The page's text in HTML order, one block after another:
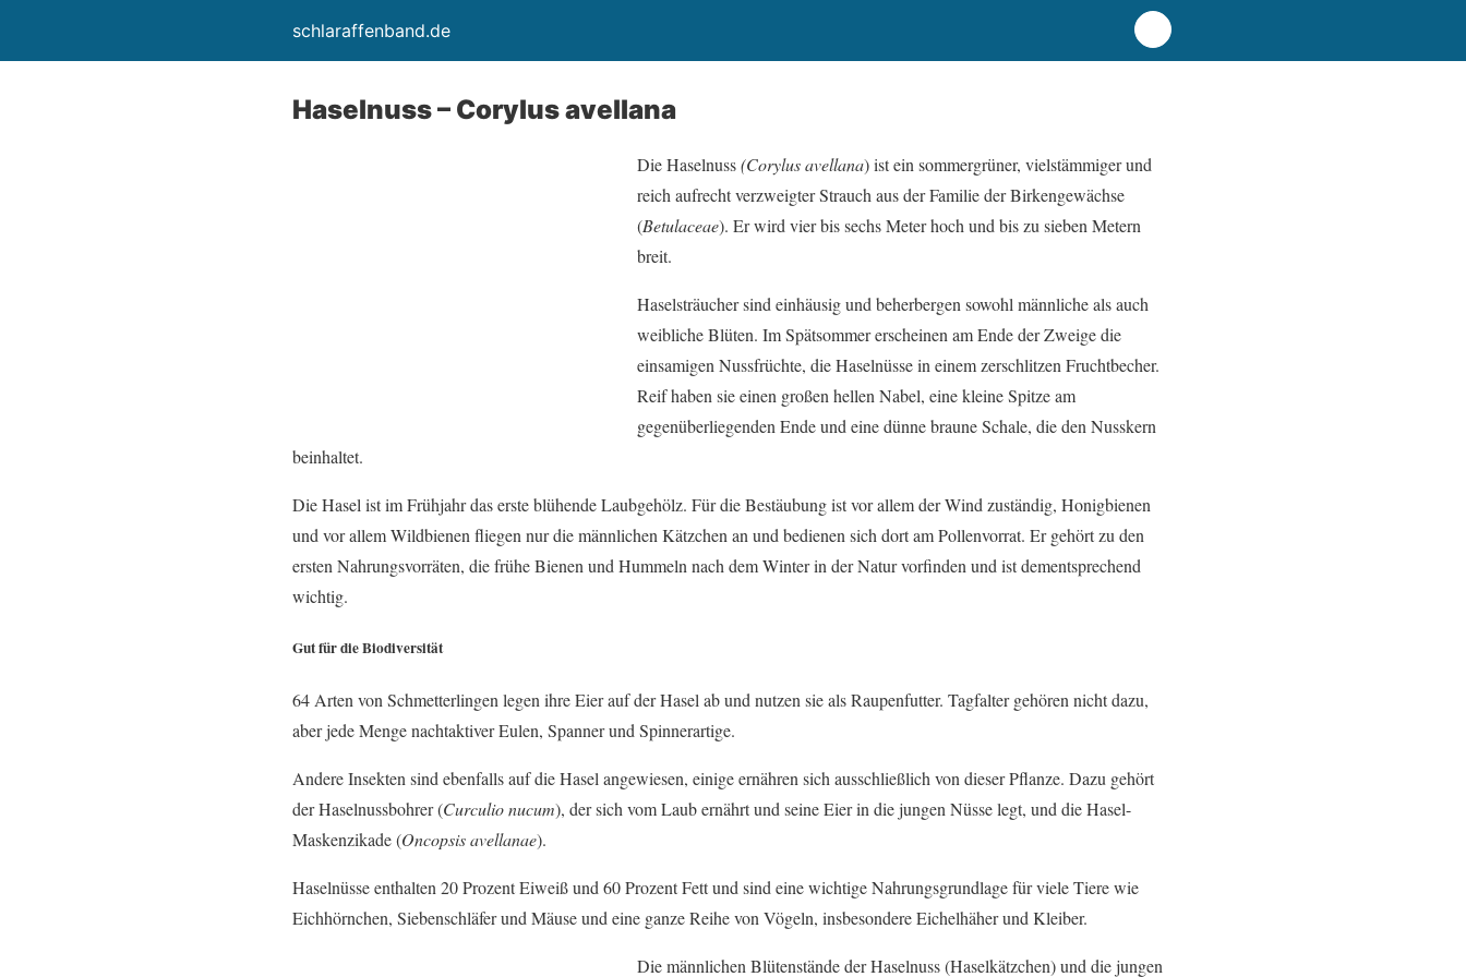
schlaraffenband.de
Haselnuss – Corylus avellana
Die Haselnuss(Corylus avellana) ist ein sommergrüner, vielstämmiger und
reich aufrecht verzweigter Strauch aus der Familie der Birkengewächse
(Betulaceae). Er wird vier bis sechs Meter hoch und bis zu sieben Metern
breit.
Haselsträucher sind einhäusig und beherbergen sowohl männliche als auch
weibliche Blüten. Im Spätsommer erscheinen am Ende der Zweige die
einsamigen Nussfrüchte, die Haselnüsse in einem zerschlitzen Fruchtbecher.
Reif haben sie einen großen hellen Nabel, eine kleine Spitze am
gegenüberliegenden Ende und eine dünne braune Schale, die den Nusskern
beinhaltet.
Die Hasel ist im Frühjahr das erste blühende Laubgehölz. Für die Bestäubung ist vor allem der Wind zuständig, Honigbienen
und vor allem Wildbienen fliegen nur die männlichen Kätzchen an und bedienen sich dort am Pollenvorrat. Er gehört zu den
ersten Nahrungsvorräten, die frühe Bienen und Hummeln nach dem Winter in der Natur vorfinden und ist dementsprechend
wichtig.
Gut für die Biodiversität
64 Arten von Schmetterlingen legen ihre Eier auf der Hasel ab und nutzen sie als Raupenfutter. Tagfalter gehören nicht dazu,
aber jede Menge nachtaktiver Eulen, Spanner und Spinnerartige.
Andere Insekten sind ebenfalls auf die Hasel angewiesen, einige ernähren sich ausschließlich von dieser Pflanze. Dazu gehört
der Haselnussbohrer (Curculio nucum), der sich vom Laub ernährt und seine Eier in die jungen Nüsse legt, und die Hasel-
Maskenzikade (Oncopsis avellanae).
Haselnüsse enthalten 20 Prozent Eiweiß und 60 Prozent Fett und sind eine wichtige Nahrungsgrundlage für viele Tiere wie
Eichhörnchen, Siebenschläfer und Mäuse und eine ganze Reihe von Vögeln, insbesondere Eichelhäher und Kleiber.
Die männlichen Blütenstände der Haselnuss (Haselkätzchen) und die jungen